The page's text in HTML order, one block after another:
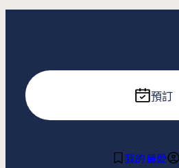
預訂
我的最愛